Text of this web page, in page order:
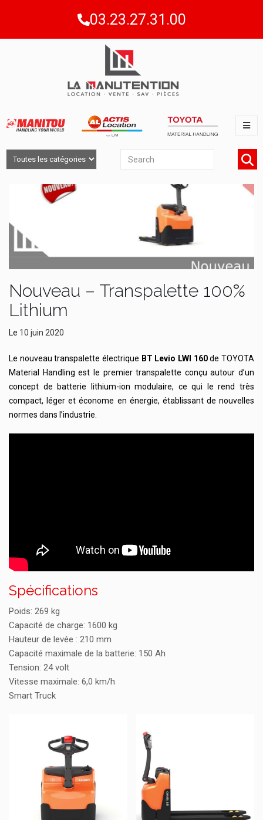
03.23.27.31.00
Nouveau – Transpalette 100%
Lithium
Le 10 juin 2020
Le nouveau transpalette électrique BT Levio LWI 160de TOYOTA
Material Handling est le premier transpalette conçu autour d’un
concept de batterie lithium-ion modulaire, ce qui le rend très
compact, léger et économe en énergie, établissant de nouvelles
normes dans l’industrie.
Spécifications
Poids: 269 kg
Capacité de charge: 1600 kg
Hauteur de levée : 210 mm
Capacité maximale de la batterie: 150 Ah
Tension: 24 volt
Vitesse maximale: 6,0 km/h
Smart Truck